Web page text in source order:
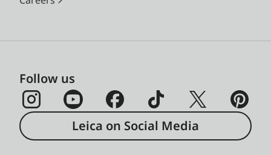
Follow us
Leica on Social Media